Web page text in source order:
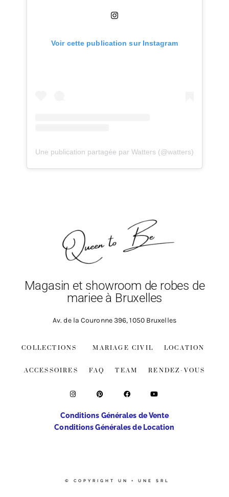
Voir cette publication sur Instagram
Une publication partagée par Watters (@watters)
Magasin et showroom de robes de
mariee à Bruxelles
Av. de la Couronne 396, 1050 Bruxelles
COLLECTIONS MARIAGE CIVIL
LOCATION
ACCESSOIRES
FAQ TEAM RENDEZ-VOUS
Conditions Générales de Vente
Conditions Générales de Location
© COPYRIGHT UN + UNE SRL